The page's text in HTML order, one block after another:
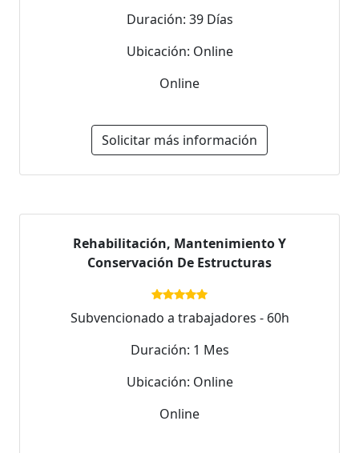
Duración: 39 Días
Ubicación: Online
Online
Solicitar más información
Rehabilitación, Mantenimiento Y
Conservación De Estructuras
Subvencionado a trabajadores - 60h
Duración: 1 Mes
Ubicación: Online
Online